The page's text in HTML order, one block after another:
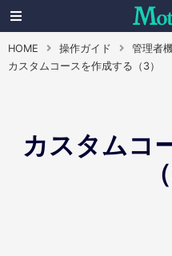
HOME 操作ガイド 管理者
カスタムコースを作成する（3）
カスタムコ